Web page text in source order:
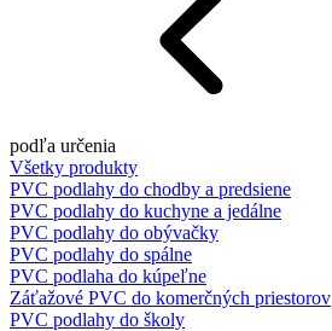
podľa určenia
Všetky produkty
PVC podlahy do chodby a predsiene
PVC podlahy do kuchyne a jedálne
PVC podlahy do obývačky
PVC podlahy do spálne
PVC podlaha do kúpeľne
Záťažové PVC do komerčných priestorov
PVC podlahy do školy